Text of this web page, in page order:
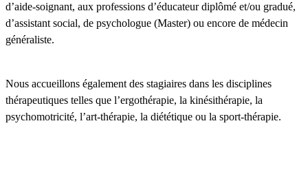
d’aide-soignant, aux professions d’éducateur diplômé et/ou gradué,
d’assistant social, de psychologue (Master) ou encore de médecin
généraliste.
Nous accueillons également des stagiaires dans les disciplines
thérapeutiques telles que l’ergothérapie, la kinésithérapie, la
psychomotricité, l’art-thérapie, la diététique ou la sport-thérapie.